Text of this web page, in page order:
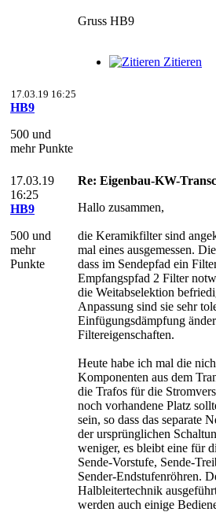
Gruss HB9
Zitieren
17.03.19 16:25
HB9
500 und
mehr Punkte
17.03.19
16:25
HB9
500 und
mehr
Punkte
Re: Eigenbau-KW-
Hallo zusammen,
die Keramikfilter sind
mal eines ausgemessen.
dass im Sendepfad ein
Empfangspfad 2 Filter
die Weitabselektion
Anpassung sind sie sehr
Einfügungsdämpfung
Filtereigenschaften.
Heute habe ich mal die
Komponenten aus dem
die Trafos für die
noch vorhandene Platz
sein, so dass das separate
der ursprünglichen
weniger, es bleibt eine für
Sende-Vorstufe, Sende-
Sender-Endstufenröhren.
Halbleitertechnik
werden auch einige